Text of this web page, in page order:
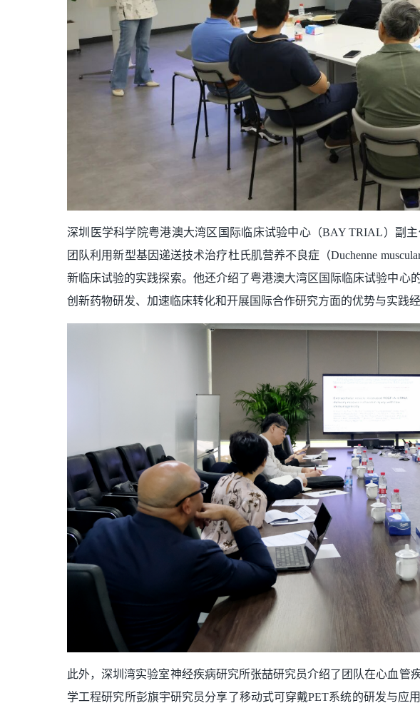
深圳医学科学院粤港澳大湾区国际临床试验中心（BAY TRIAL）副
团队利用新型基因递送技术治疗杜氏肌营养不良症（Duchenne
新临床试验的实践探索。他还介绍了粤港澳大湾区国际临床试验中
创新药物研发、加速临床转化和开展国际合作研究方面的优势与实践经
此外，深圳湾实验室神经疾病研究所张喆研究员介绍了团队在心血
学工程研究所彭旗宇研究员分享了移动式可穿戴PET系统的研发与应